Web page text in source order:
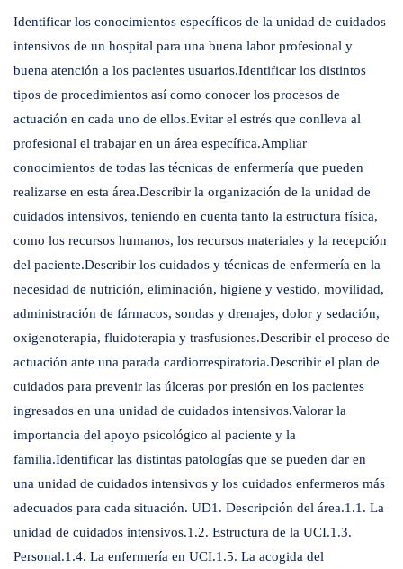
Identificar los conocimientos específicos de la unidad de cuidados
intensivos de un hospital para una buena labor profesional y
buena atención a los pacientes usuarios.Identificar los distintos
tipos de procedimientos así como conocer los procesos de
actuación en cada uno de ellos.Evitar el estrés que conlleva al
profesional el trabajar en un área específica.Ampliar
conocimientos de todas las técnicas de enfermería que pueden
realizarse en esta área.Describir la organización de la unidad de
cuidados intensivos, teniendo en cuenta tanto la estructura física,
como los recursos humanos, los recursos materiales y la recepción
del paciente.Describir los cuidados y técnicas de enfermería en la
necesidad de nutrición, eliminación, higiene y vestido, movilidad,
administración de fármacos, sondas y drenajes, dolor y sedación,
oxigenoterapia, fluidoterapia y trasfusiones.Describir el proceso de
actuación ante una parada cardiorrespiratoria.Describir el plan de
cuidados para prevenir las úlceras por presión en los pacientes
ingresados en una unidad de cuidados intensivos.Valorar la
importancia del apoyo psicológico al paciente y la
familia.Identificar las distintas patologías que se pueden dar en
una unidad de cuidados intensivos y los cuidados enfermeros más
adecuados para cada situación. UD1. Descripción del área.1.1. La
unidad de cuidados intensivos.1.2. Estructura de la UCI.1.3.
Personal.1.4. La enfermería en UCI.1.5. La acogida del